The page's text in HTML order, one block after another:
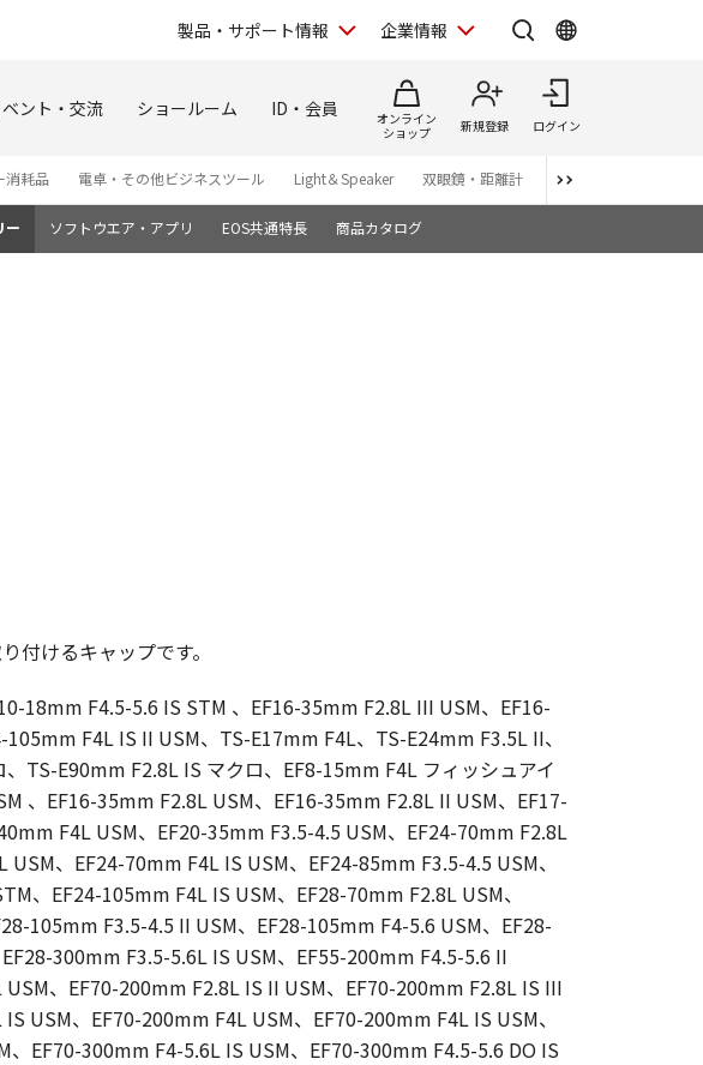
製品・サポート情報 企業情報
ント・交流 ショールーム ID・会員
オンライン
ショップ
新規登録 ログイン
消耗品 電卓・その他ビジネスツール Light＆Speaker 双眼鏡・距離計 写真集
ー ソフトウエア・アプリ EOS共通特長 商品カタログ
付けるキャップです。
18mm F4.5-5.6 IS STM 、EF16-35mm F2.8L III USM、EF16-
F4L IS II USM、TS-E17mm F4L、TS-E24mm F3.5L II、
TS-E90mm F2.8L IS マクロ、EF8-15mm F4L フィッシュアイ
、EF16-35mm F2.8L USM、EF16-35mm F2.8L II USM、EF17-
F4L USM、EF20-35mm F3.5-4.5 USM、EF24-70mm F2.8L
、EF24-70mm F4L IS USM、EF24-85mm F3.5-4.5 USM、
、EF24-105mm F4L IS USM、EF28-70mm F2.8L USM、
105mm F3.5-4.5 II USM、EF28-105mm F4-5.6 USM、EF28-
300mm F3.5-5.6L IS USM、EF55-200mm F4.5-5.6 II
、EF70-200mm F2.8L IS II USM、EF70-200mm F2.8L IS III
USM、EF70-200mm F4L USM、EF70-200mm F4L IS USM、
、EF70-300mm F4-5.6L IS USM、EF70-300mm F4.5-5.6 DO IS